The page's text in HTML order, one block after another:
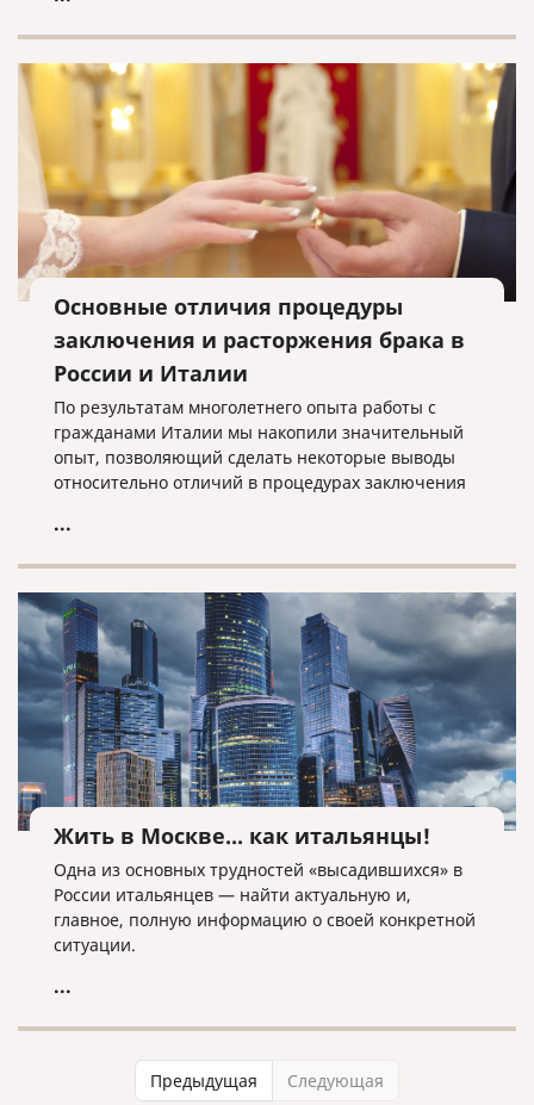
принимающей стороной как непосредственно, так
и через почтовые отделения.
Основные отличия процедуры
заключения и расторжения брака в
России и Италии
По результатам многолетнего опыта работы с
гражданами Италии мы накопили значительный
опыт, позволяющий сделать некоторые выводы
относительно отличий в процедурах заключения
России, что, возможно, поможет лицам,
аспектах данных процедур.
...
Жить в Москве... как итальянцы!
Одна из основных трудностей «высадившихся» в
России итальянцев — найти актуальную и,
главное, полную информацию о своей конкретной
ситуации.
...
Предыдущая Следующая